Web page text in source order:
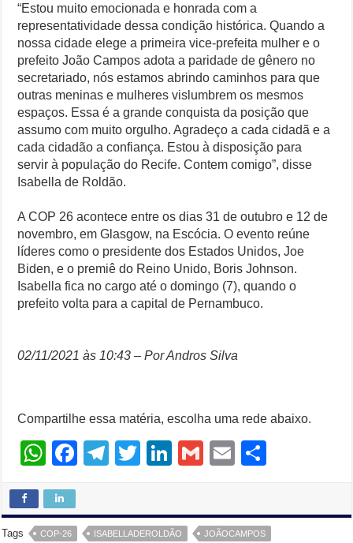
“Estou muito emocionada e honrada com a
representatividade dessa condição histórica. Quando a
nossa cidade elege a primeira vice-prefeita mulher e o
prefeito João Campos adota a paridade de gênero no
secretariado, nós estamos abrindo caminhos para que
outras meninas e mulheres vislumbrem os mesmos
espaços. Essa é a grande conquista da posição que
assumo com muito orgulho. Agradeço a cada cidadã e a
cada cidadão a confiança. Estou à disposição para
servir à população do Recife. Contem comigo”, disse
Isabella de Roldão.
A COP 26 acontece entre os dias 31 de outubro e 12 de
novembro, em Glasgow, na Escócia. O evento reúne
líderes como o presidente dos Estados Unidos, Joe
Biden, e o premiê do Reino Unido, Boris Johnson.
Isabella fica no cargo até o domingo (7), quando o
prefeito volta para a capital de Pernambuco.
02/11/2021 às 10:43 – Por Andros Silva
Compartilhe essa matéria, escolha uma rede abaixo.
W
at
s
F
e
T
gr
T
er
Li
e
G
E
e
Tags COP-26 ISABELLADEROLDÃO JOÃOCAMPOS